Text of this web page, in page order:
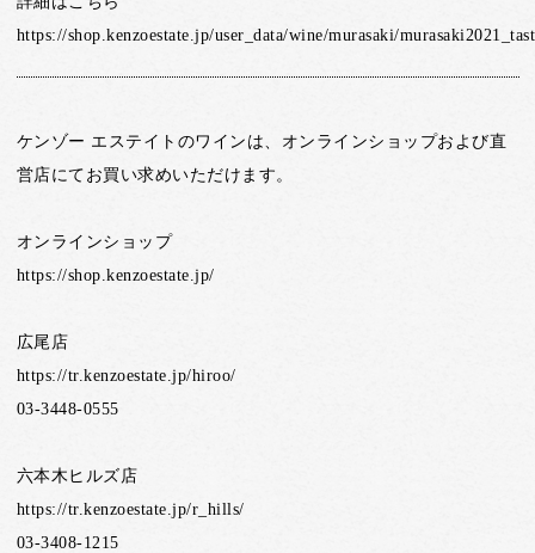
https://shop.kenzoestate.jp/user_data/wine/murasaki/
ケンゾー エステイトのワインは、オンラインショップおよび直
営店にてお買い求めいただけます。
オンラインショップ
https://shop.kenzoestate.jp/
広尾店
https://tr.kenzoestate.jp/hiroo/
03-3448-0555
六本木ヒルズ店
https://tr.kenzoestate.jp/r_hills/
03-3408-1215